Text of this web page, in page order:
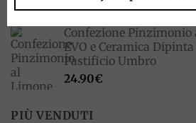
5.50€
Confezione
EVO e Ceramica
Pastificio Umbro
24.90€
PIÙ VENDUTI